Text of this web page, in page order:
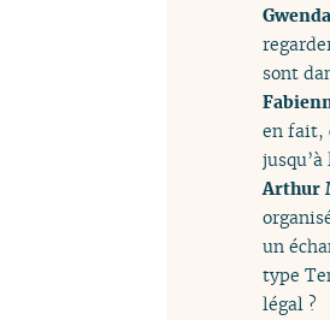
sont
en fait,
Arthur
un
type
légal ?